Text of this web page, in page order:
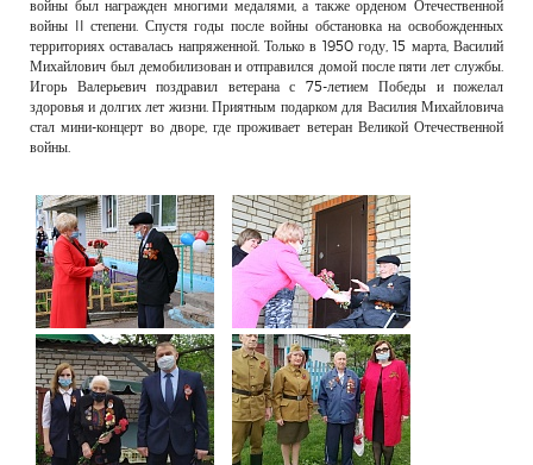
войны был награжден многими медалями, а также орденом Отечественной
войны II степени. Спустя годы после войны обстановка на освобожденных
территориях оставалась напряженной. Только в 1950 году, 15 марта, Василий
Михайлович был демобилизован и отправился домой после пяти лет службы.
Игорь Валерьевич поздравил ветерана с 75-летием Победы и пожелал
здоровья и долгих лет жизни. Приятным подарком для Василия Михайловича
стал мини-концерт во дворе, где проживает ветеран Великой Отечественной
войны.